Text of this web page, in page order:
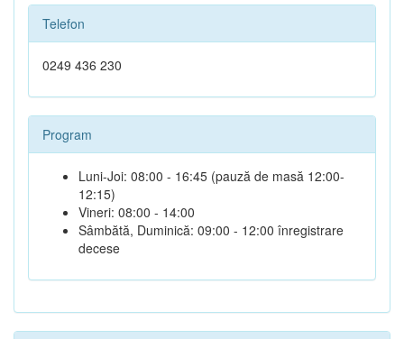
Telefon
0249 436 230
Program
Luni-Joi: 08:00 - 16:45 (pauză de masă 12:00-
12:15)
Vineri: 08:00 - 14:00
Sâmbătă, Duminică: 09:00 - 12:00 înregistrare
decese